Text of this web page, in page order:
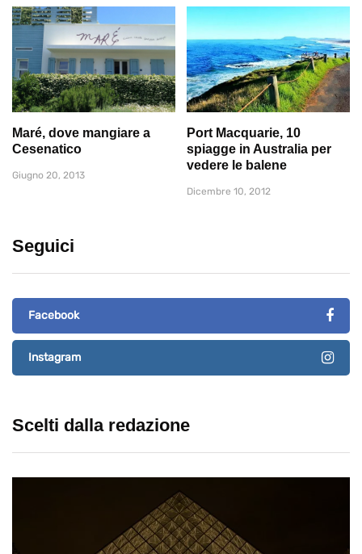
Maré, dove mangiare a
Cesenatico
Giugno 20, 2013
Port Macquarie, 10
spiagge in Australia per
vedere le balene
Dicembre 10, 2012
Seguici
Facebook
Instagram
Scelti dalla redazione